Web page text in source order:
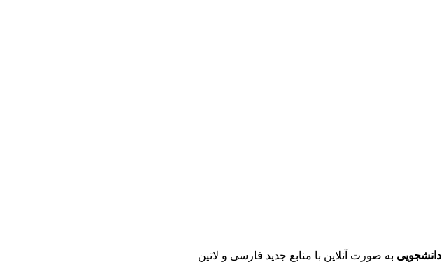
دانشجویی به صورت آنلاین با منابع جدید فارسی و لاتین